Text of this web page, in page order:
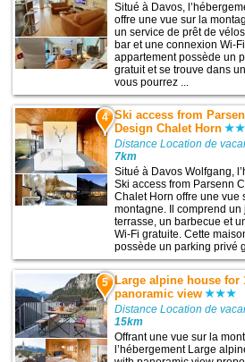
Situé à Davos,
offre une vue sur la
un service de prêt de
bar et une connexion Wi-
appartement possède un
gratuit et se trouve dans
vous pourrez ...
4 Ski access from
Design Chalet Horn
Distance Location de
7km
Situé à Davos Wolfgang,
Ski access from Parsenn
Chalet Horn offre une vue
montagne. Il comprend un
terrasse, un barbecue et
Wi-Fi gratuite. Cette
possède un parking privé
5 Large alpine house for
panoramic view
Distance Location de
15km
Offrant une vue sur la
l’hébergement Large